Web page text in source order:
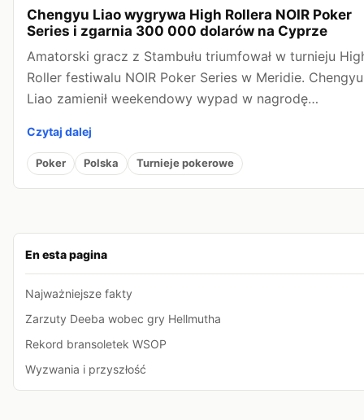
En esta pagina
Najważniejsze fakty
Zarzuty Deeba wobec gry Hellmutha
Rekord bransoletek WSOP
Wyzwania i przyszłość
Chengyu Liao wygrywa High Rollera NOIR Poker
Series i zgarnia 300 000 dolarów na Cyprze
Amatorski gracz z Stambułu triumfował w turnieju
Roller festiwalu NOIR Poker Series w Meridie. Chengyu
Liao zamienił weekendowy wypad w nagrodę…
Czytaj dalej
Poker Polska Turnieje pokerowe